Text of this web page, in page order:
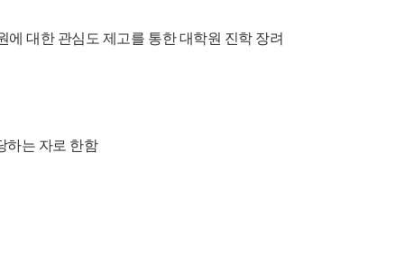
대한 관심도 제고를 통한 대학원 진학 장려
하는 자로 한함